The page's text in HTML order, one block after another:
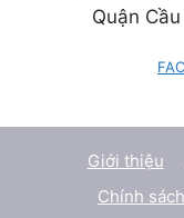
Quận
Giới thiệu
Chính